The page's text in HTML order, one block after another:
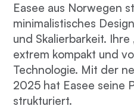
Easee aus Norwegen
minimalistisches
und Skalierbarkeit.
extrem kompakt und
Technologie. Mit der
2025 hat Easee seine
strukturiert.